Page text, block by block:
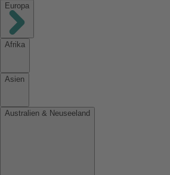
Europa
Afrika
Asien
Australien & Neuseeland